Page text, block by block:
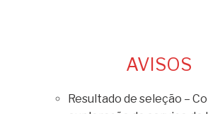
AVISOS
Resultado de seleção –